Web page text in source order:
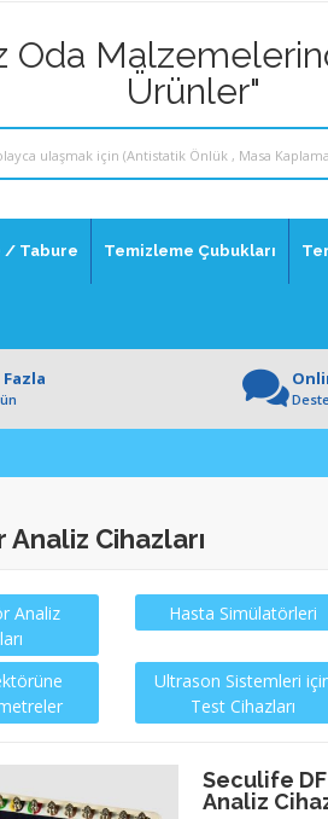
Oda
Ürünler"
/ Tabure Temizleme Çubukları
Cihazları
Analiz
Hasta Simülatörleri
Ultrason Sistemleri
Test Cihazları
Seculife
Analiz